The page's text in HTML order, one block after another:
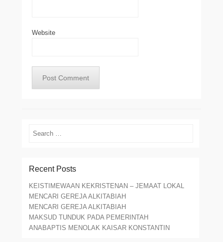
Website
Search
Recent Posts
KEISTIMEWAAN KEKRISTENAN – JEMAAT LOKAL
MENCARI GEREJA ALKITABIAH
MENCARI GEREJA ALKITABIAH
MAKSUD TUNDUK PADA PEMERINTAH
ANABAPTIS MENOLAK KAISAR KONSTANTIN